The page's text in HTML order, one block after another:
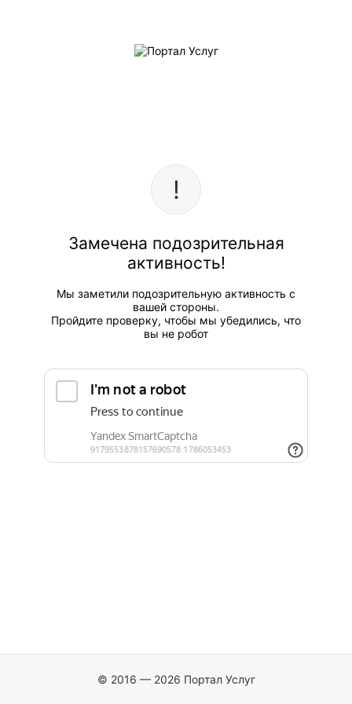
Замечена подозрительная
активность!
Мы заметили подозрительную активность с
вашей стороны.
Пройдите проверку, чтобы мы убедились, что
вы не робот
© 2016 — 2026 Портал Услуг